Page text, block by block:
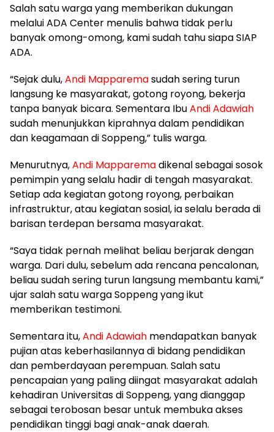
Salah satu warga yang memberikan dukungan
melalui ADA Center menulis bahwa tidak perlu
banyak omong-omong, kami sudah tahu siapa SIAP
ADA.
“Sejak dulu,Andi Mapparemasudah sering turun
langsung ke masyarakat, gotong royong, bekerja
tanpa banyak bicara. Sementara IbuAndi Adawiah
sudah menunjukkan kiprahnya dalam pendidikan
dan keagamaan di Soppeng,” tulis warga.
Menurutnya,Andi Mapparemadikenal sebagai sosok
pemimpin yang selalu hadir di tengah masyarakat.
Setiap ada kegiatan gotong royong, perbaikan
infrastruktur, atau kegiatan sosial, ia selalu berada di
barisan terdepan bersama masyarakat.
“Saya tidak pernah melihat beliau berjarak dengan
warga. Dari dulu, sebelum ada rencana pencalonan,
beliau sudah sering turun langsung membantu kami,”
ujar salah satu warga Soppeng yang ikut
memberikan testimoni.
Sementara itu,Andi Adawiah mendapatkan banyak
pujian atas keberhasilannya di bidang pendidikan
dan pemberdayaan perempuan. Salah satu
pencapaian yang paling diingat masyarakat adalah
kehadiran Universitas di Soppeng, yang dianggap
sebagai terobosan besar untuk membuka akses
pendidikan tinggi bagi anak-anak daerah.